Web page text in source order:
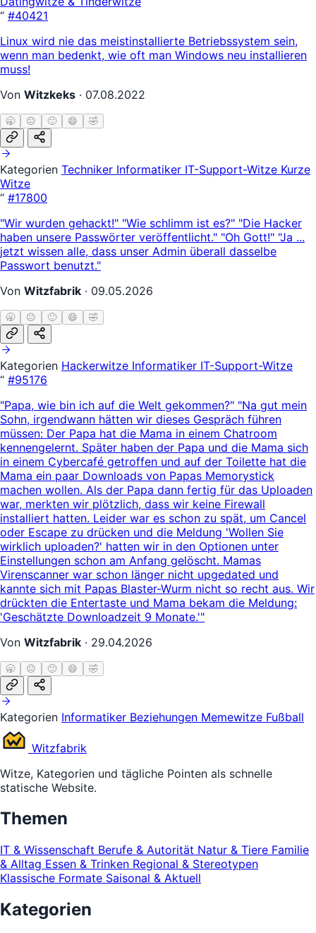
“ #40421
Linux wird nie das meistinstallierte Betriebssystem sein,
wenn man bedenkt, wie oft man Windows neu installieren
muss!
Von Witzkeks · 07.08.2022
🥱 😐 🙂 😄 🤣
Kategorien Techniker Informatiker IT-Support-Witze Kurze
Witze
“ #17800
"Wir wurden gehackt!" "Wie schlimm ist es?" "Die Hacker
haben unsere Passwörter veröffentlicht." "Oh Gott!" "Ja ...
jetzt wissen alle, dass unser Admin überall dasselbe
Passwort benutzt."
Von Witzfabrik · 09.05.2026
🥱 😐 🙂 😄 🤣
Kategorien Hackerwitze Informatiker IT-Support-Witze
“ #95176
"Papa, wie bin ich auf die Welt gekommen?" "Na gut mein
Sohn, irgendwann hätten wir dieses Gespräch führen
müssen: Der Papa hat die Mama in einem Chatroom
kennengelernt. Später haben der Papa und die Mama sich
in einem Cybercafé getroffen und auf der Toilette hat die
Mama ein paar Downloads von Papas Memorystick
machen wollen. Als der Papa dann fertig für das Uploaden
war, merkten wir plötzlich, dass wir keine Firewall
installiert hatten. Leider war es schon zu spät, um Cancel
oder Escape zu drücken und die Meldung 'Wollen Sie
wirklich uploaden?' hatten wir in den Optionen unter
Einstellungen schon am Anfang gelöscht. Mamas
Virenscanner war schon länger nicht upgedated und
kannte sich mit Papas Blaster-Wurm nicht so recht aus. Wir
drückten die Entertaste und Mama bekam die Meldung:
'Geschätzte Downloadzeit 9 Monate.'"
Von Witzfabrik · 29.04.2026
🥱 😐 🙂 😄 🤣
Kategorien Informatiker Beziehungen Memewitze Fußball
Witzfabrik
Witze, Kategorien und tägliche Pointen als schnelle
statische Website.
Themen
IT & Wissenschaft Berufe & Autorität Natur & Tiere Familie
& Alltag Essen & Trinken Regional & Stereotypen
Klassische Formate Saisonal & Aktuell
Kategorien